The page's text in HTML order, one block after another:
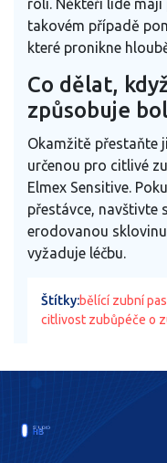
roli. Někteří lidé
takovém případě
které pronikne
Co dělat,
způsobuje
Okamžitě přestaňte
určenou pro citlivé
Elmex Sensitive.
přestávce, navštivte
erodovanou
vyžaduje léčbu.
Štítky:bělící zubní
citlivost zubůpéče o